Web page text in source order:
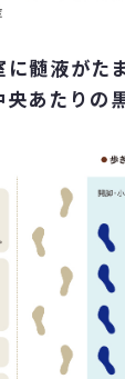
髄液がた
あたりの